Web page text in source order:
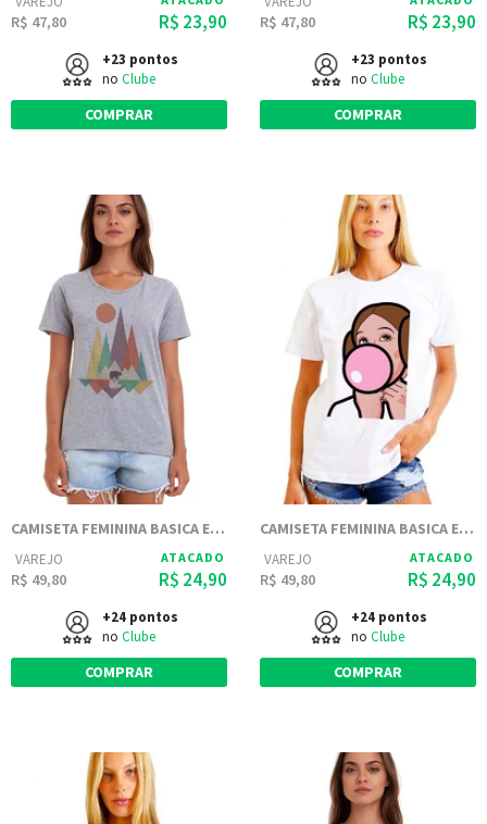
R$ 47,80 R$ 23,90
+23 pontos
no Clube
COMPRAR
R$ 47,80 R$ 23,90
+23 pontos
no Clube
COMPRAR
CAMISETA FEMININA BASICA ESTAMPADA JOSS - BEAR IN THE WOODS
VAREJO
R$ 49,80
ATACADO
R$ 24,90
+24 pontos
no Clube
COMPRAR
CAMISETA FEMININA BASICA ESTAMPADA JOSS - LEIA
VAREJO
R$ 49,80
ATACADO
R$ 24,90
+24 pontos
no Clube
COMPRAR